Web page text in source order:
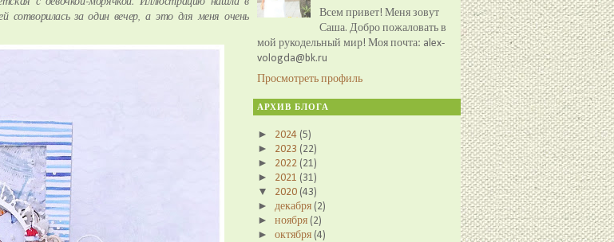
за один вечер, а это для меня очень
Всем привет! Меня зовут
Саша. Добро пожаловать в
мой рукодельный мир! Моя почта: alex-
vologda@bk.ru
Просмотреть профиль
АРХИВ БЛОГА
► 2024 (5)
► 2023 (22)
► 2022 (21)
► 2021 (31)
▼ 2020 (43)
► декабря (2)
► ноября (2)
► октября (4)